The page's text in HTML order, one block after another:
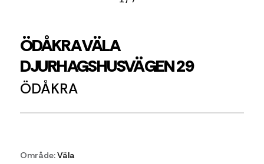
ÖDÅKRA VÄLA
DJURHAGSHUSVÄGEN 29
ÖDÅKRA
Område:Väla